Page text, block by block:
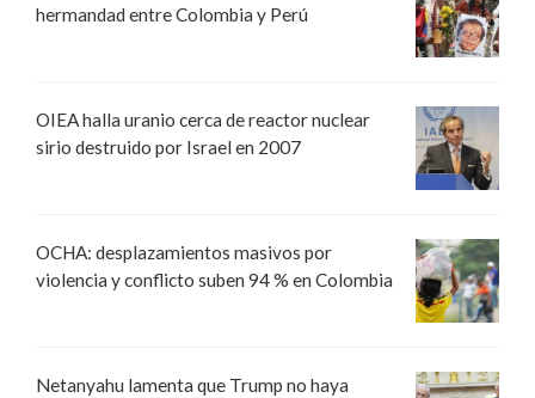
hermandad entre Colombia y Perú
OIEA halla uranio cerca de reactor nuclear
sirio destruido por Israel en 2007
OCHA: desplazamientos masivos por
violencia y conflicto suben 94 % en Colombia
Netanyahu lamenta que Trump no haya